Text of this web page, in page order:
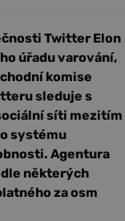
Twitter Elon
úřadu varování,
komise
sleduje s
síti mezitím
systému
Agentura
některých
za osm